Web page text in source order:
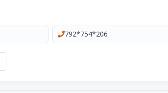
792*754*206